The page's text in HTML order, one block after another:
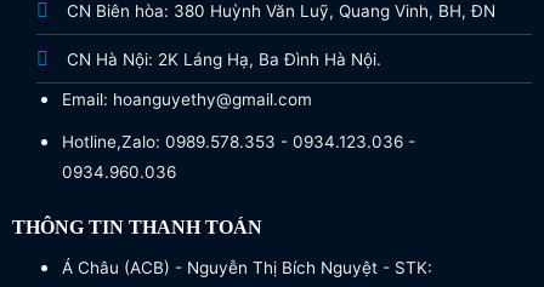
CN Biên hòa: 380 Huỳnh Văn Luỹ, Quang Vinh, BH, ĐN
CN Hà Nội: 2K Láng Hạ, Ba Đình Hà Nội.
Email: hoanguyethy@gmail.com
Hotline,Zalo: 0989.578.353 - 0934.123.036 -
0934.960.036
THÔNG TIN THANH TOÁN
Á Châu (ACB) - Nguyễn Thị Bích Nguyệt - STK: